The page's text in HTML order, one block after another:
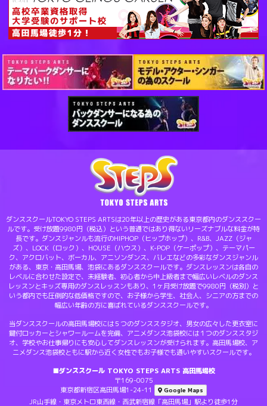
ダンススクールTOKYO STEPS ARTSは20年以上の歴史がある東京都内のダンススクー
ルです。受け放題9980円（税込）という普通ではあり得ないリーズナブルな料金が特
長です。ダンスジャンルも流行のHIPHOP（ヒップホップ）、R&B、JAZZ（ジャ
ズ）、LOCK（ロック）、HOUSE（ハウス）、K-POP（ケーポップ）、テーマパー
ク、アクロバット、ボーカル、アニソンダンス、バレエなどの多彩なダンスジャンル
がある、東京・高田馬場、池袋にあるダンススクールです。ダンスレッスンは各自の
レベルに合わせた設定で、未経験者、初心者から中上級者まで幅広いレベルのダンス
レッスンとキッズ専用のダンスレッスンもあり、1ヶ月受け放題で9980円（税別）と
いう都内でも圧倒的な低価格ですので、お子様から学生、社会人、シニアの方までの
幅広い年齢の方に喜ばれているダンススクールです。
当ダンススクールの高田馬場校には５つのダンススタジオ、男女の広々した更衣室に
鍵付ロッカーとシャワールームを完備、アニメダンス池袋校には１つのダンススタジ
オ、学校やお仕事帰りにも安心してダンスレッスンが受けられます。高田馬場校、ア
ニメダンス池袋校ともに駅から近く女性でもお子様でも通いやすいスクールです。
■ダンススクール TOKYO STEPS ARTS 高田馬場校
〒169-0075
東京都新宿区高田馬場1-24-11
Google Maps
JR山手線・東京メトロ東西線・西武新宿線「高田馬場」駅より徒歩1分